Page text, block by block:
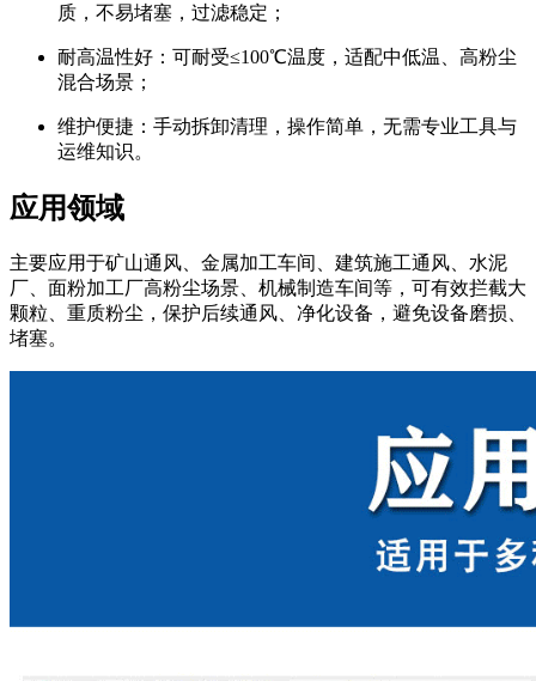
质，不易堵塞，过滤稳定；
耐高温性好：可耐受≤100℃温度，适配中低温、高粉尘
混合场景；
维护便捷：手动拆卸清理，操作简单，无需专业工具与
运维知识。
应用领域
主要应用于矿山通风、金属加工车间、建筑施工通风、水泥
厂、面粉加工厂高粉尘场景、机械制造车间等，可有效拦截大
颗粒、重质粉尘，保护后续通风、净化设备，避免设备磨损、
堵塞。